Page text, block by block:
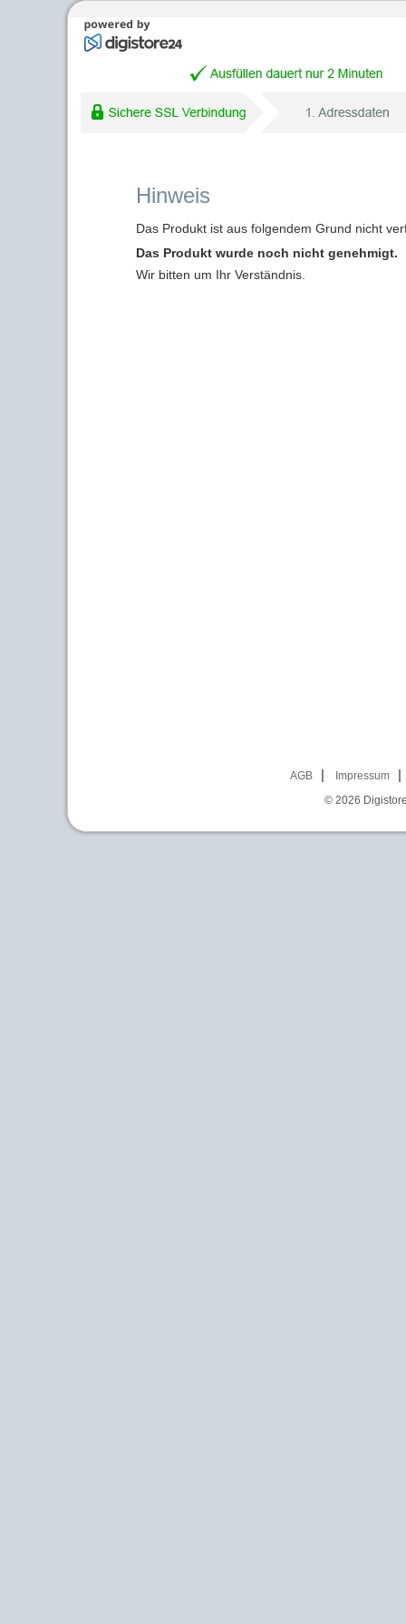
Hinweis
Das Produkt ist aus folgendem Grund nicht
Das Produkt wurde noch nicht genehmigt.
Wir bitten um Ihr Verständnis.
AGB
Impressum
© 2026